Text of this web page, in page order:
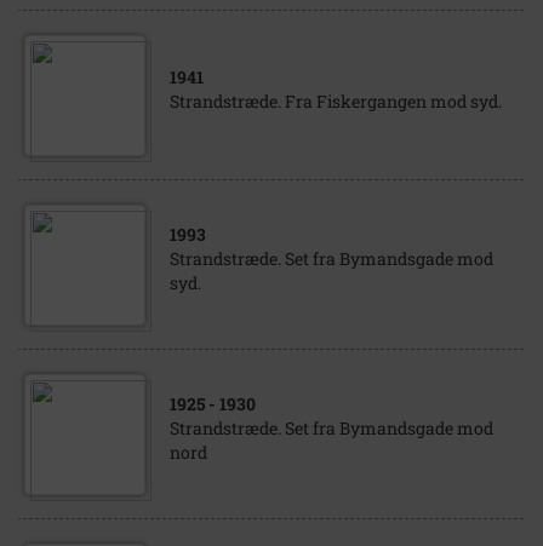
1941
Strandstræde. Fra Fiskergangen mod syd.
1993
Strandstræde. Set fra Bymandsgade mod
syd.
1925 - 1930
Strandstræde. Set fra Bymandsgade mod
nord